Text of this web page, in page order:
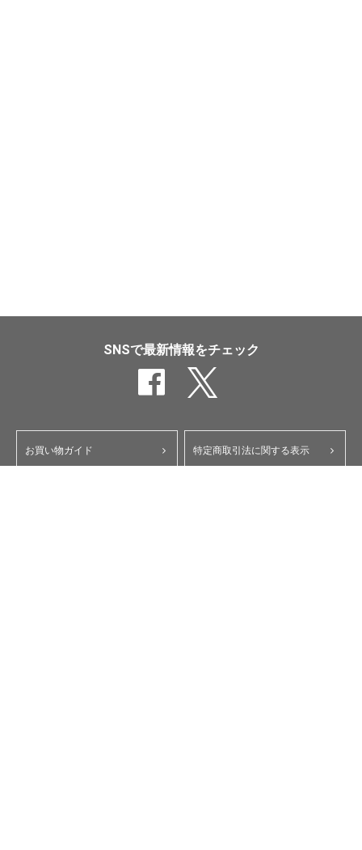
SNSで最新情報をチェック
お買い物ガイド 特定商取引法に関する表示